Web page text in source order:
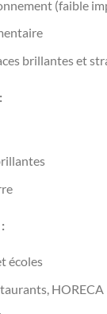
(faible
brillantes et
écoles
HORECA